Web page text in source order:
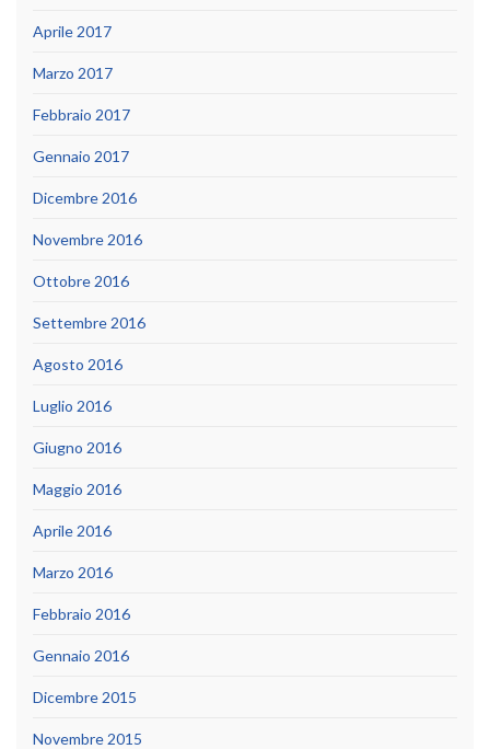
Aprile 2017
Marzo 2017
Febbraio 2017
Gennaio 2017
Dicembre 2016
Novembre 2016
Ottobre 2016
Settembre 2016
Agosto 2016
Luglio 2016
Giugno 2016
Maggio 2016
Aprile 2016
Marzo 2016
Febbraio 2016
Gennaio 2016
Dicembre 2015
Novembre 2015